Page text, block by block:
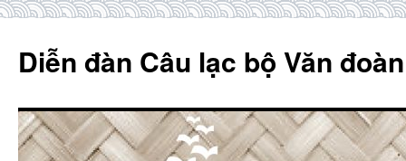
content
Diễn đàn Câu lạc bộ Văn